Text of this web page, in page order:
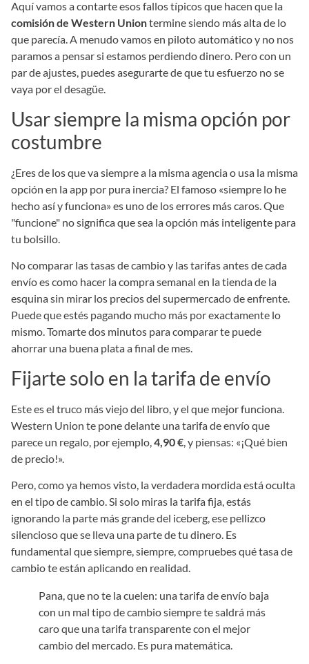
Aquí vamos a contarte esos fallos típicos que hacen que la
comisión de Western Uniontermine siendo más alta de lo
que parecía. A menudo vamos en piloto automático y no nos
paramos a pensar si estamos perdiendo dinero. Pero con un
par de ajustes, puedes asegurarte de que tu esfuerzo no se
vaya por el desagüe.
Usar siempre la misma opción por
costumbre
¿Eres de los que va siempre a la misma agencia o usa la misma
opción en la app por pura inercia? El famoso «siempre lo he
hecho así y funciona» es uno de los errores más caros. Que
"funcione" no significa que sea la opción más inteligente para
tu bolsillo.
No comparar las tasas de cambio y las tarifas antes de cada
envío es como hacer la compra semanal en la tienda de la
esquina sin mirar los precios del supermercado de enfrente.
Puede que estés pagando mucho más por exactamente lo
mismo. Tomarte dos minutos para comparar te puede
ahorrar una buena plata a final de mes.
Fijarte solo en la tarifa de envío
Este es el truco más viejo del libro, y el que mejor funciona.
Western Union te pone delante una tarifa de envío que
parece un regalo, por ejemplo, 4,90 € , y piensas: «¡Qué bien
de precio!».
Pero, como ya hemos visto, la verdadera mordida está oculta
en el tipo de cambio. Si solo miras la tarifa fija, estás
ignorando la parte más grande del iceberg, ese pellizco
silencioso que se lleva una parte de tu dinero. Es
fundamental que siempre, siempre, compruebes qué tasa de
cambio te están aplicando en realidad.
Pana, que no te la cuelen: una tarifa de envío baja
con un mal tipo de cambio siempre te saldrá más
caro que una tarifa transparente con el mejor
cambio del mercado. Es pura matemática.